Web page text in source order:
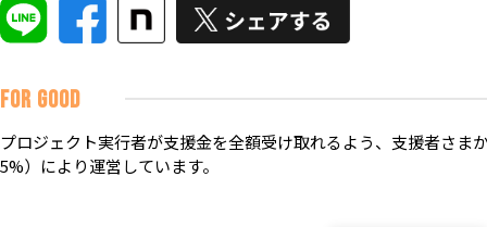
FOR GOOD
プロジェクト実行者が支援金を全額受け取れるよう、支援者さま
5%）により運営しています。